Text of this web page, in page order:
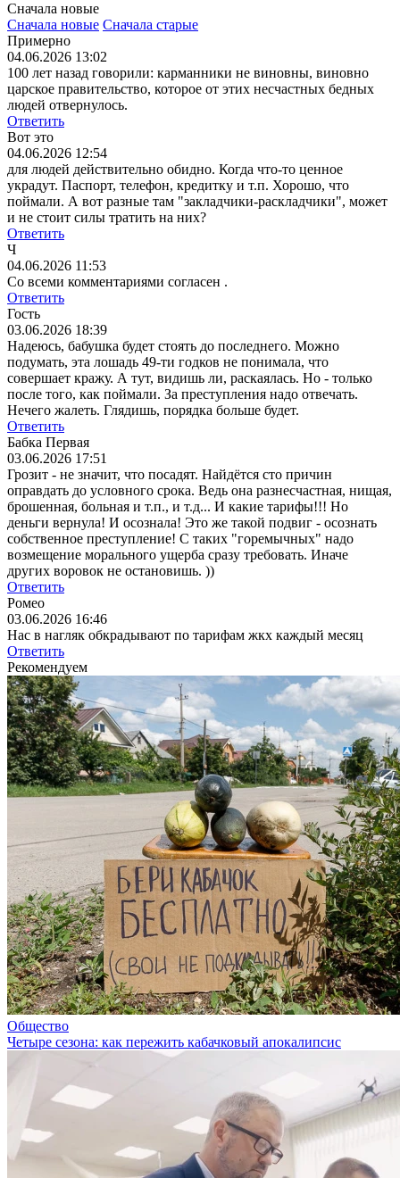
Сначала новые
Сначала новые Сначала старые
Примерно
04.06.2026 13:02
100 лет назад говорили: карманники не виновны, виновно
царское правительство, которое от этих несчастных бедных
людей отвернулось.
Ответить
Вот это
04.06.2026 12:54
для людей действительно обидно. Когда что-то ценное
украдут. Паспорт, телефон, кредитку и т.п. Хорошо, что
поймали. А вот разные там "закладчики-раскладчики", может
и не стоит силы тратить на них?
Ответить
Ч
04.06.2026 11:53
Со всеми комментариями согласен .
Ответить
Гость
03.06.2026 18:39
Надеюсь, бабушка будет стоять до последнего. Можно
подумать, эта лошадь 49-ти годков не понимала, что
совершает кражу. А тут, видишь ли, раскаялась. Но - только
после того, как поймали. За преступления надо отвечать.
Нечего жалеть. Глядишь, порядка больше будет.
Ответить
Бабка Первая
03.06.2026 17:51
Грозит - не значит, что посадят. Найдётся сто причин
оправдать до условного срока. Ведь она разнесчастная, нищая,
брошенная, больная и т.п., и т.д... И какие тарифы!!! Но
деньги вернула! И осознала! Это же такой подвиг - осознать
собственное преступление! С таких "горемычных" надо
возмещение морального ущерба сразу требовать. Иначе
других воровок не остановишь. ))
Ответить
Ромео
03.06.2026 16:46
Нас в нагляк обкрадывают по тарифам жкх каждый месяц
Ответить
Рекомендуем
Общество
Четыре сезона: как пережить кабачковый апокалипсис